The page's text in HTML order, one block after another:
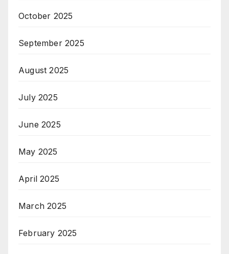
October 2025
September 2025
August 2025
July 2025
June 2025
May 2025
April 2025
March 2025
February 2025